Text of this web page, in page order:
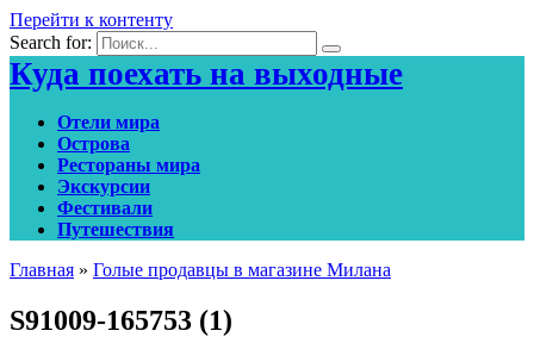
Перейти к контенту
Search for:
Куда поехать на выходные
Отели мира
Острова
Рестораны мира
Экскурсии
Фестивали
Путешествия
Главная » Голые продавцы в магазине Милана
S91009-165753 (1)